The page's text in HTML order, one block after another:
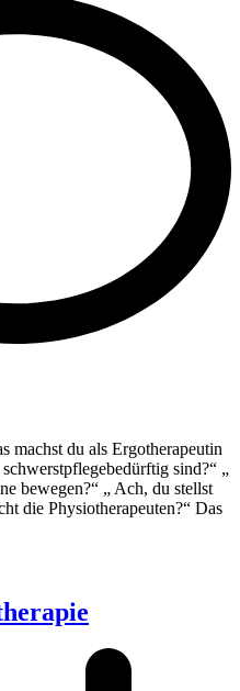
machst du als Ergotherapeutin
sind?“ „
bewegen?“ „ Ach, du stellst
die Physiotherapeuten?“ Das